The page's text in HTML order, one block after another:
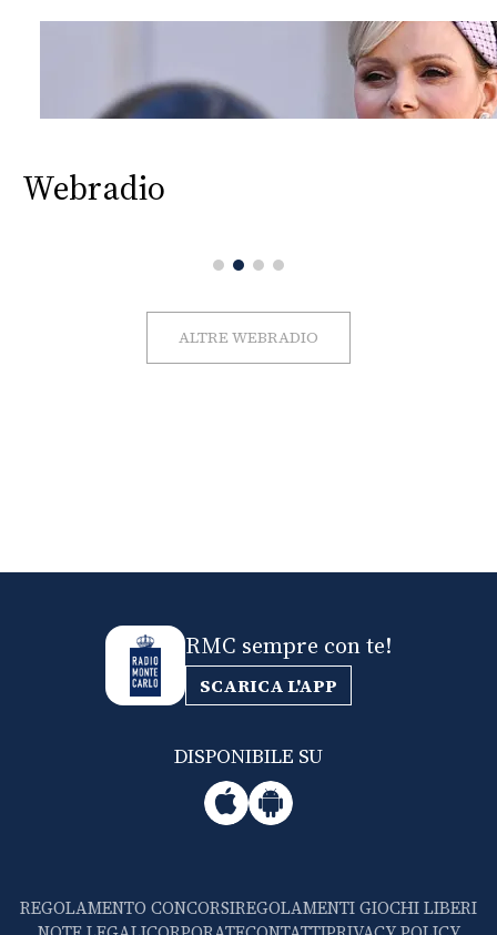
Webradio
ALTRE WEBRADIO
RMC sempre con te!
SCARICA L'APP
DISPONIBILE SU
REGOLAMENTO CONCORSIREGOLAMENTI GIOCHI LIBERI